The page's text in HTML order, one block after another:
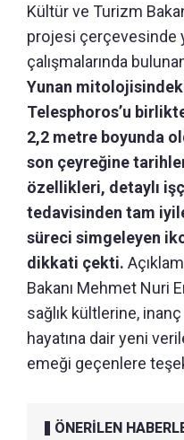
Kültür ve Turizm
projesi çerçevesinde
çalışmalarında
Yunan
Telesphoros’u
2,2 metre boyunda
son çeyreğine
özellikleri, detaylı
tedavisinden tam
süreci simgeleyen
dikkati çekti.
Bakanı Mehmet Nuri
sağlık kültlerine,
hayatına dair yeni
emeği geçenlere
ÖNERİLEN